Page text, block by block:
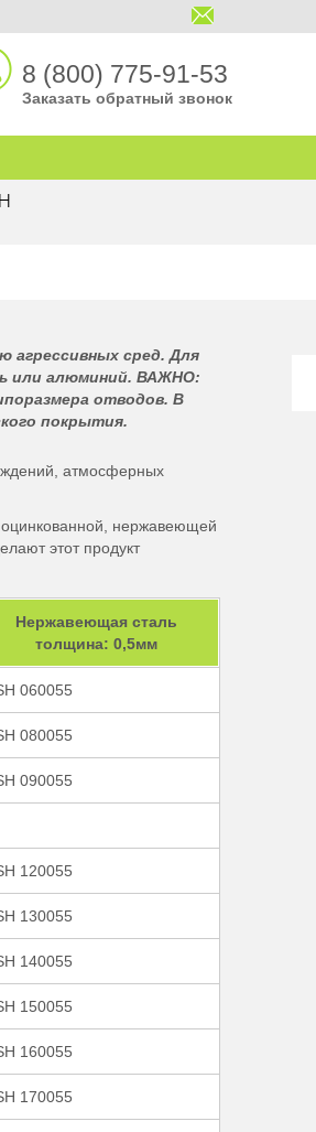
8 (800) 775-91-53
Заказать обратный звонок
агрессивных сред. Для
или алюминий. ВАЖНО:
отводов. В
покрытия.
атмосферных
оцинкованной, нержавеющей
этот продукт
Нержавеющая сталь
толщина: 0,5мм
060055
080055
090055
120055
130055
140055
150055
160055
170055